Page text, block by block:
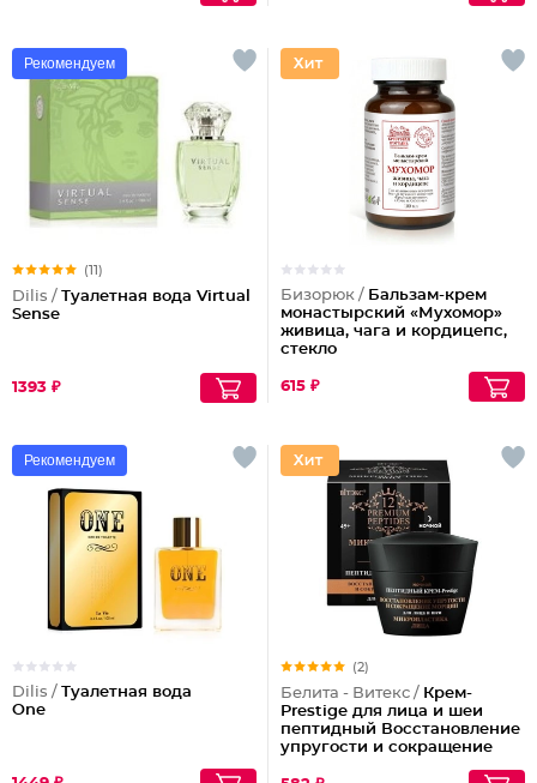
Рекомендуем
(11)
Dilis / Туалетная вода Virtual
Sense
1393 ₽
Бизорюк / Бальзам-крем
монастырский «Мухомор»
живица, чага и кордицепс,
стекло
615 ₽
Рекомендуем
Dilis / Туалетная вода
One
(2)
Белита - Витекс / Крем-
Prestige для лица и шеи
пептидный Восстановление
упругости и сокращение